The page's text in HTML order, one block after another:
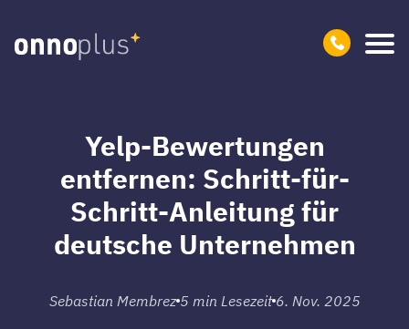
Yelp-Bewertungen
entfernen: Schritt-für-
Schritt-Anleitung für
deutsche Unternehmen
Sebastian Membrez 5 min Lesezeit 6. Nov. 2025